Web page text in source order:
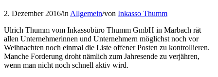
2. Dezember 2016/inAllgemein/von Inkasso Thumm
Ulrich Thumm vom Inkassobüro Thumm GmbH in Marbach rät
allen Unternehmerinnen und Unternehmern möglichst noch vor
Weihnachten noch einmal die Liste offener Posten zu kontrollieren.
Manche Forderung droht nämlich zum Jahresende zu verjähren,
wenn man nicht noch schnell aktiv wird.